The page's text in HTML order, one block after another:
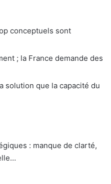
conceptuels sont
; la France demande des
solution que la capacité du
: manque de clarté,